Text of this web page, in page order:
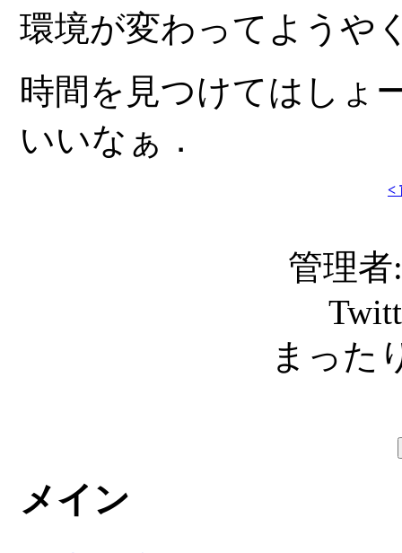
環境が変わってようや
時間を見つけてはしょ
いいなぁ．
<
管理者
まった
メイン